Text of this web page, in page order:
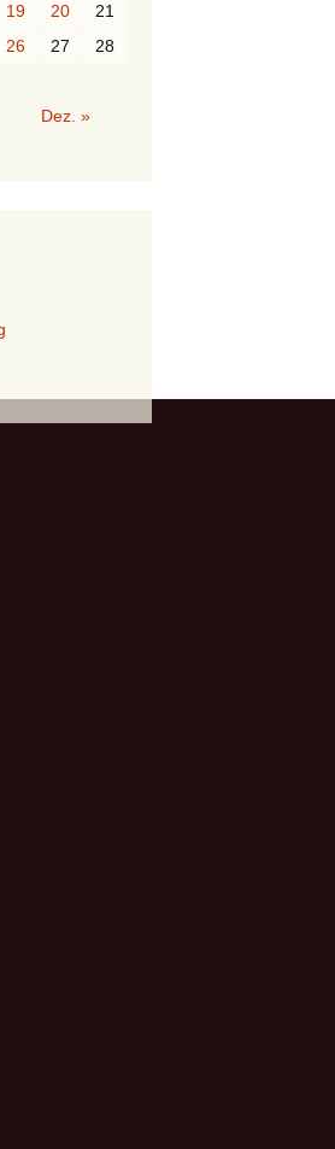
19 20
21
26 27
28
Dez. »